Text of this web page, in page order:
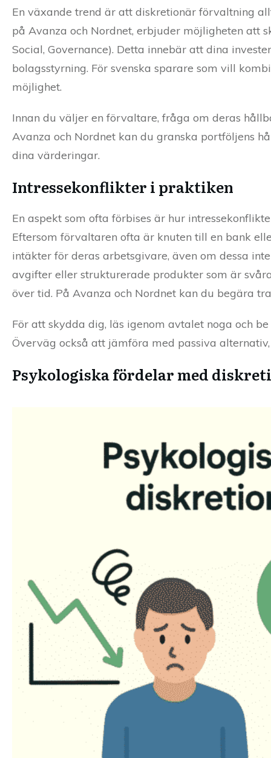
En växande trend är att diskretionär förvaltning
på Avanza och Nordnet, erbjuder möjligheten att
Social, Governance). Detta innebär att dina
bolagsstyrning. För svenska sparare som vill
möjlighet.
Innan du väljer en förvaltare, fråga om deras
Avanza och Nordnet kan du granska portföljens
dina värderingar.
Intressekonflikter i praktiken
En aspekt som ofta förbises är hur
Eftersom förvaltaren ofta är knuten till en bank
intäkter för deras arbetsgivare, även om dessa
avgifter eller strukturerade produkter som är
över tid. På Avanza och Nordnet kan du begära
För att skydda dig, läs igenom avtalet noga och
Överväg också att jämföra med passiva
Psykologiska fördelar med